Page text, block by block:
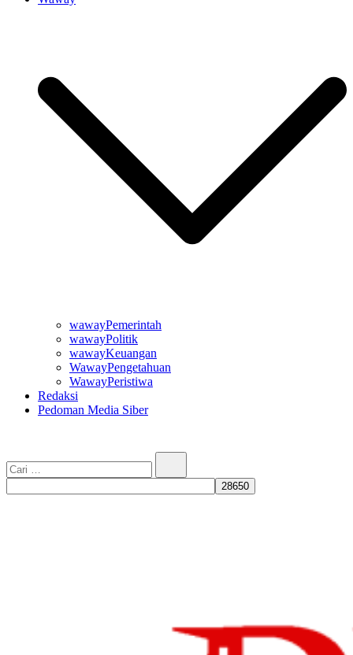
wawayPemerintah
wawayPolitik
wawayKeuangan
WawayPengetahuan
WawayPeristiwa
Redaksi
Pedoman Media Siber